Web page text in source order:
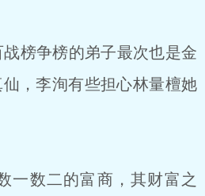
榜争榜的弟子最次也是金
，李洵有些担心林量檀她
数二的富商，其财富之